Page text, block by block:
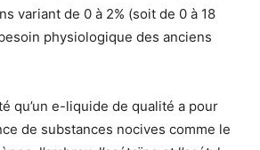
variant de 0 à 2% (soit de 0 à 18
physiologique des anciens
qu’un e-liquide de qualité a pour
de substances nocives comme le